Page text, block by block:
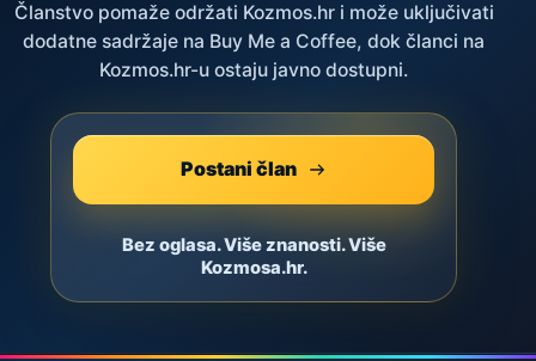
Članstvo pomaže održati Kozmos.hr i može uključivati
dodatne sadržaje na Buy Me a Coffee, dok članci na
Kozmos.hr-u ostaju javno dostupni.
Postani član
Bez oglasa. Više znanosti. Više
Kozmosa.hr.